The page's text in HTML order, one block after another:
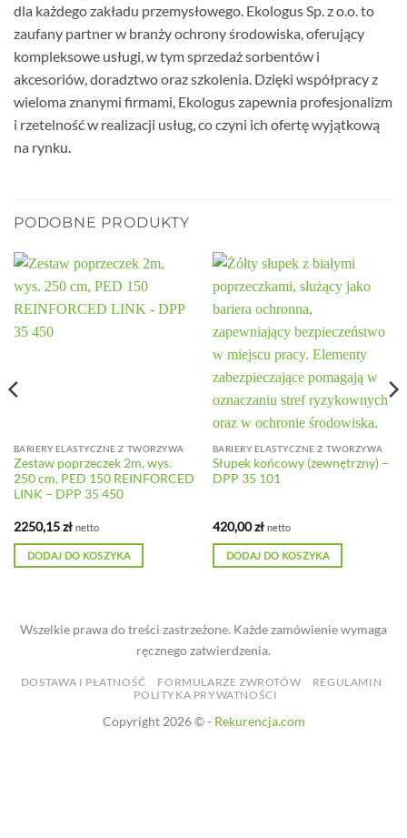
dla każdego zakładu przemysłowego. Ekologus Sp. z o.o. to
zaufany partner w branży ochrony środowiska, oferujący
kompleksowe usługi, w tym sprzedaż sorbentów i
akcesoriów, doradztwo oraz szkolenia. Dzięki współpracy z
wieloma znanymi firmami, Ekologus zapewnia profesjonalizm
i rzetelność w realizacji usług, co czyni ich ofertę wyjątkową
na rynku.
PODOBNE PRODUKTY
BARIERY ELASTYCZNE Z TWORZYWA
Zestaw poprzeczek 2m, wys.
250 cm, PED 150 REINFORCED
LINK – DPP 35 450
2250,15zł netto
DODAJ DO KOSZYKA
BARIERY ELASTYCZNE Z TWORZYWA
Słupek końcowy (zewnętrzny) –
DPP 35 101
420,00zł netto
DODAJ DO KOSZYKA
Wszelkie prawa do treści zastrzeżone. Każde zamówienie wymaga
ręcznego zatwierdzenia.
DOSTAWA I PŁATNOŚĆ FORMULARZE ZWROTÓW
REGULAMIN
POLITYKA PRYWATNOŚCI
Copyright 2026 © - Rekurencja.com